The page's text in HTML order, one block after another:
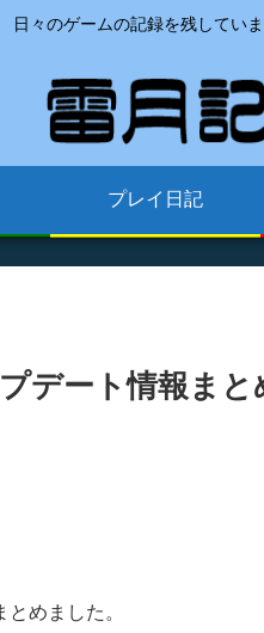
日々のゲームの記録を残していま
プレイ日記
デート情報まと
めました。